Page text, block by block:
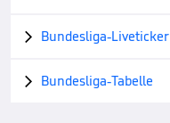
 Bundesliga-Liveticker
 Bundesliga-Tabelle